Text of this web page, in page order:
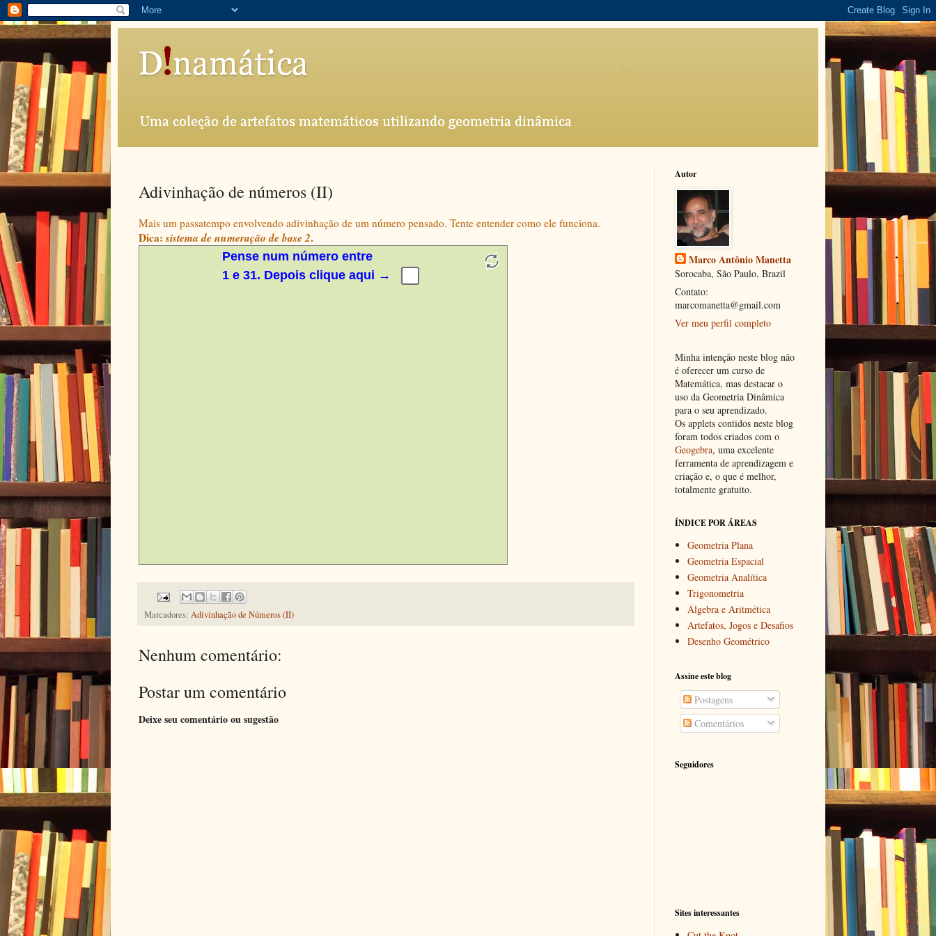
Adivinhação de números (II)
Mais um passatempo envolvendo adivinhação de um número pensado. Tente entender como ele funciona.
Dica:sistema de numeração de base 2.
Marcadores: Adivinhação de Números (II)
Nenhum comentário:
Postar um comentário
Deixe seu comentário ou sugestão
Autor
Marco Antônio Manetta
Sorocaba, São Paulo, Brazil
Contato:
marcomanetta@gmail.com
Ver meu perfil completo
Minha intenção neste blog não
é oferecer um curso de
Matemática, mas destacar o
uso da Geometria Dinâmica
para o seu aprendizado.
Os applets contidos neste blog
foram todos criados com o
Geogebra, uma excelente
ferramenta de aprendizagem e
criação e, o que é melhor,
totalmente gratuito.
ÍNDICE POR ÁREAS
Geometria Plana
Geometria Espacial
Geometria Analítica
Trigonometria
Álgebra e Aritmética
Artefatos, Jogos e Desafios
Desenho Geométrico
Assine este blog
Postagens
Comentários
Seguidores
Sites interessantes